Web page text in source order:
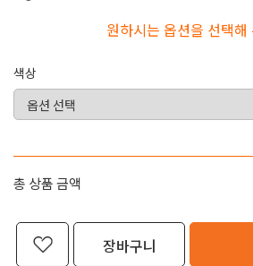
원하시는 옵션을 선택해
색상
총 상품 금액
장바구니